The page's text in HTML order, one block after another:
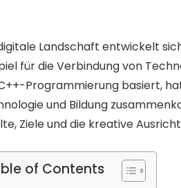
Landschaft entwickelt
für die Verbindung von
Programmierung basiert,
und Bildung
Ziele und die kreative
of Contents